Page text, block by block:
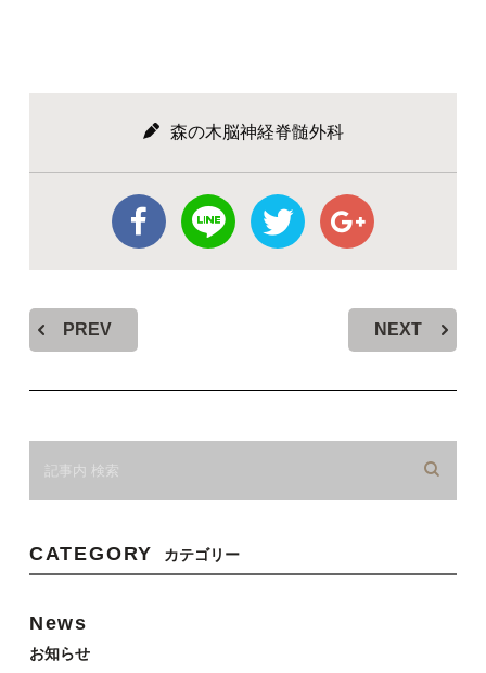
森の木脳神経脊髄外科
PREV NEXT
CATEGORY カテゴリー
News
お知らせ